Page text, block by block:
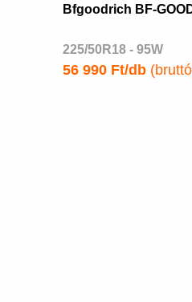
Bfgoodrich BF-
225/50R18 - 95W
56 990 Ft/db